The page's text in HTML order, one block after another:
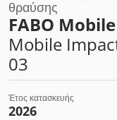
θραύσης
FABO
Mobile
03
Έτος κατασκευής
2026